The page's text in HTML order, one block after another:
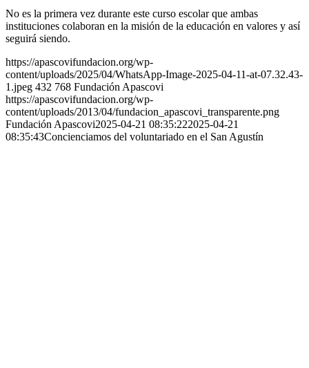
No es la primera vez durante este curso escolar que ambas
instituciones colaboran en la misión de la educación en valores y así
seguirá siendo.
https://apascovifundacion.org/wp-
content/uploads/2025/04/WhatsApp-Image-2025-04-11-at-07.32.43-
1.jpeg 432 768 Fundación Apascovi
https://apascovifundacion.org/wp-
content/uploads/2013/04/fundacion_apascovi_transparente.png
Fundación Apascovi2025-04-21 08:35:222025-04-21
08:35:43Concienciamos del voluntariado en el San Agustín